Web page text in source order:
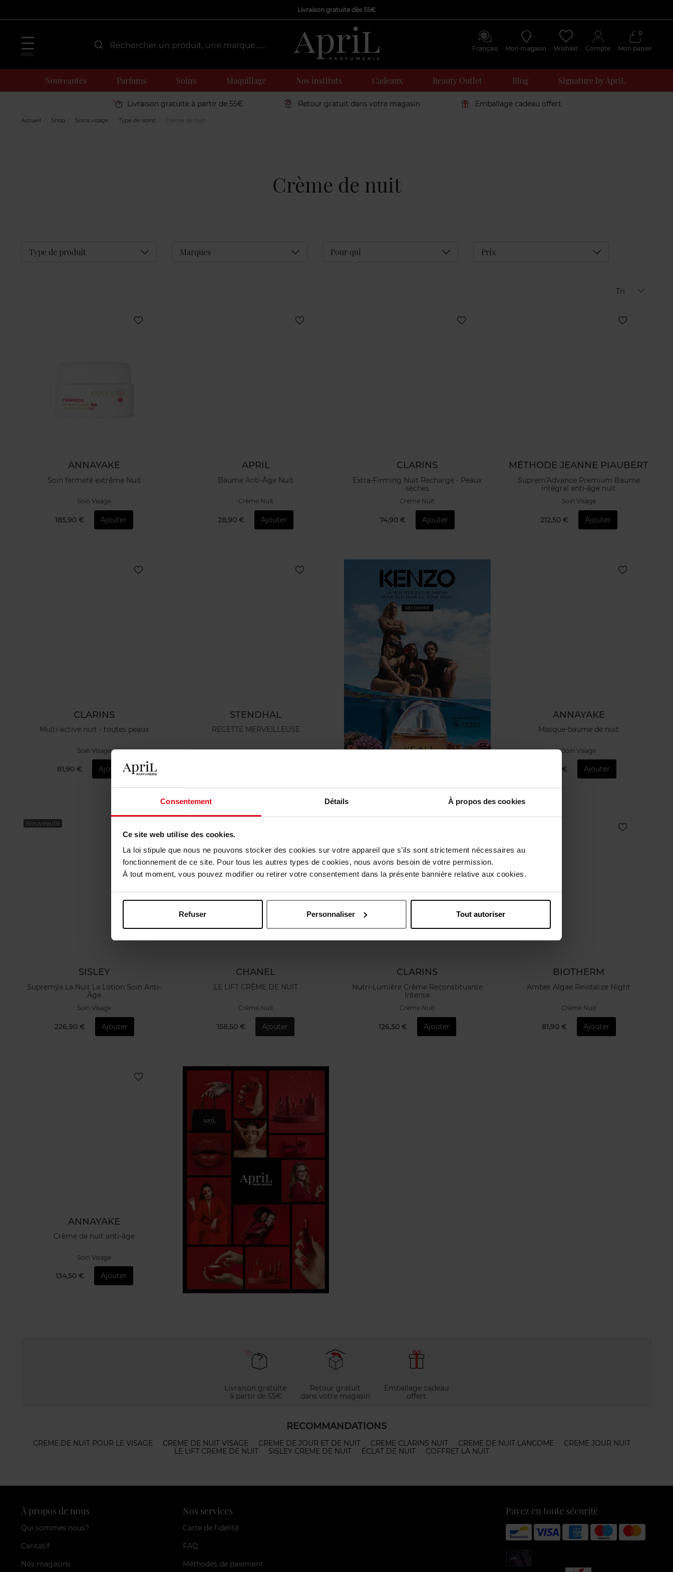
Consentement Détails À propos des cookies
Ce site web utilise des cookies.
La loi stipule que nous ne pouvons stocker des cookies sur votre appareil que s’ils sont strictement nécessaires au
fonctionnement de ce site. Pour tous les autres types de cookies, nous avons besoin de votre permission.
À tout moment, vous pouvez modifier ou retirer votre consentement dans la présente bannière relative aux cookies.
Refuser Personnaliser Tout autoriser
Livraison gratuite dès 55€
MENU
Français Mon magasin Wishlist Compte Mon panier
0
Nouveautés Parfums Soins Maquillage Nos instituts Cadeaux Beauty Outlet Blog Signature by ApriL
Livraison gratuite à partir de 55€ Retour gratuit dans votre magasin Emballage cadeau offert
Accueil Shop Soins visage Type de soins Crème de nuit
Crème de nuit
Type de produit Déplier Marques Déplier Pour qui Déplier Prix Déplier
Tri
ANNAYAKE
Soin fermeté extrême Nuit
Soin Visage
185,90 € Ajouter
APRIL
Baume Anti-Âge Nuit
Crème Nuit
28,90 € Ajouter
CLARINS
Extra-Firming Nuit Recharge - Peaux
sèches
Crème Nuit
74,90 € Ajouter
MÉTHODE JEANNE PIAUBERT
Suprem'Advance Premium Baume
intégral anti-âge nuit
Soin Visage
212,50 € Ajouter
CLARINS
Multi-active nuit - toutes peaux
Soin Visage
81,90 € Ajouter
STENDHAL
RECETTE MERVEILLEUSE
ANNAYAKE
Masque-baume de nuit
Soin Visage
78,50 € Ajouter
Nouveauté
SISLEY
Supremÿa La Nuit La Lotion Soin Anti-
Âge
Soin Visage
226,90 € Ajouter
CHANEL
LE LIFT CRÈME DE NUIT
Crème Nuit
158,50 € Ajouter
CLARINS
Nutri-Lumière Crème Reconstituante
Intense
Crème Nuit
126,50 € Ajouter
BIOTHERM
Amber Algae Revitalize Night
Crème Nuit
81,90 € Ajouter
ANNAYAKE
Crème de nuit anti-âge
Soin Visage
134,50 € Ajouter
Livraison gratuite
à partir de 55€
Retour gratuit
dans votre magasin
Emballage cadeau
offert
RECOMMANDATIONS
CREME DE NUIT POUR LE VISAGE CREME DE NUIT VISAGE CREME DE JOUR ET DE NUIT CREME CLARINS NUIT CREME DE NUIT LANCOME
CREME JOUR NUIT
LE LIFT CREME DE NUIT
SISLEY CREME DE NUIT ÉCLAT DE NUIT COFFRET LA NUIT
À propos de nous
Qui sommes nous?
Caritatif
Nos magasins
Nos services
Carte de fidélité
FAQ
Méthodes de paiement
Payez en toute sécurité